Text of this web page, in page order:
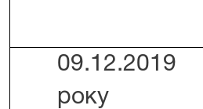
09.12.2019
року